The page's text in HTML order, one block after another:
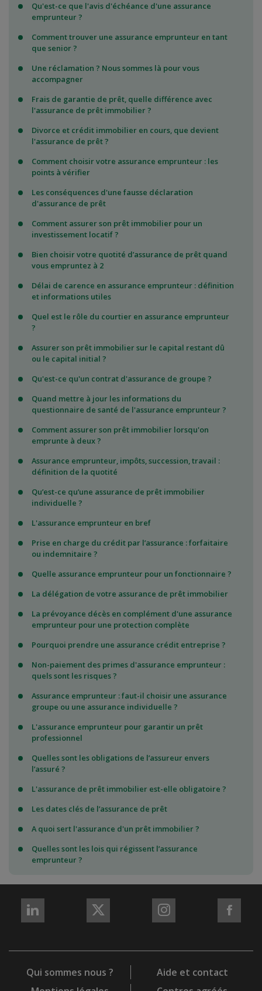
Qu'est-ce que l'avis d'échéance d'une assurance
emprunteur ?
Comment trouver une assurance emprunteur en tant
que senior ?
Une réclamation ? Nous sommes là pour vous
accompagner
Frais de garantie de prêt, quelle différence avec
l'assurance de prêt immobilier ?
Divorce et crédit immobilier en cours, que devient
l'assurance de prêt ?
Comment choisir votre assurance emprunteur : les
points à vérifier
Les conséquences d'une fausse déclaration
d'assurance de prêt
Comment assurer son prêt immobilier pour un
investissement locatif ?
Bien choisir votre quotité d’assurance de prêt quand
vous empruntez à 2
Délai de carence en assurance emprunteur : définition
et informations utiles
Quel est le rôle du courtier en assurance emprunteur
?
Assurer son prêt immobilier sur le capital restant dû
ou le capital initial ?
Qu'est-ce qu'un contrat d'assurance de groupe ?
Quand mettre à jour les informations du
questionnaire de santé de l'assurance emprunteur ?
Comment assurer son prêt immobilier lorsqu'on
emprunte à deux ?
Assurance emprunteur, impôts, succession, travail :
définition de la quotité
Qu’est-ce qu’une assurance de prêt immobilier
individuelle ?
L'assurance emprunteur en bref
Prise en charge du crédit par l’assurance : forfaitaire
ou indemnitaire ?
Quelle assurance emprunteur pour un fonctionnaire ?
La délégation de votre assurance de prêt immobilier
La prévoyance décès en complément d'une assurance
emprunteur pour une protection complète
Pourquoi prendre une assurance crédit entreprise ?
Non-paiement des primes d'assurance emprunteur :
quels sont les risques ?
Assurance emprunteur : faut-il choisir une assurance
groupe ou une assurance individuelle ?
L'assurance emprunteur pour garantir un prêt
professionnel
Quelles sont les obligations de l’assureur envers
l’assuré ?
L'assurance de prêt immobilier est-elle obligatoire ?
Les dates clés de l’assurance de prêt
A quoi sert l'assurance d'un prêt immobilier ?
Quelles sont les lois qui régissent l’assurance
emprunteur ?
REJOIGNEZ-
REJOIGNEZ-
Qui sommes nous ?
Aide et contact